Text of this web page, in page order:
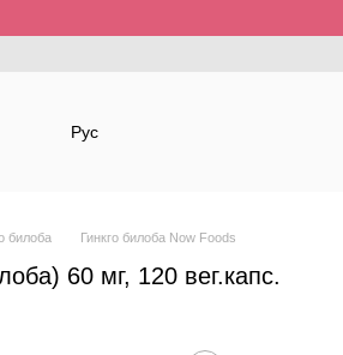
Рус
билоба Гинкго билоба Now Foods
60 мг, 120 вег.капс.